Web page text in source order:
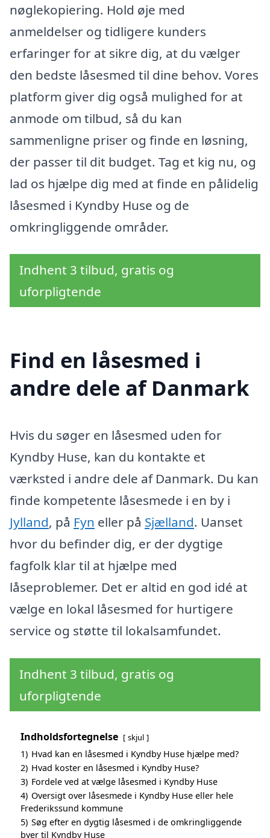
nøglekopiering. Hold øje med
anmeldelser og tidligere kunders
erfaringer for at sikre dig, at du vælger
den bedste låsesmed til dine behov. Vores
platform giver dig også mulighed for at
anmode om tilbud, så du kan
sammenligne priser og finde en løsning,
der passer til dit budget. Tag et kig nu, og
lad os hjælpe dig med at finde en pålidelig
låsesmed i Kyndby Huse og de
omkringliggende områder.
Indhent 3 tilbud, gratis og
uforpligtende
Find en låsesmed i
andre dele af Danmark
Hvis du søger en låsesmed uden for
Kyndby Huse, kan du kontakte et
værksted i andre dele af Danmark. Du kan
finde kompetente låsesmede i en by i
Jylland, på Fyn eller på Sjælland. Uanset
hvor du befinder dig, er der dygtige
fagfolk klar til at hjælpe med
låseproblemer. Det er altid en god idé at
vælge en lokal låsesmed for hurtigere
service og støtte til lokalsamfundet.
Indhent 3 tilbud, gratis og
uforpligtende
Indholdsfortegnelse skjul
1) Hvad kan en låsesmed i Kyndby Huse hjælpe med?
2) Hvad koster en låsesmed i Kyndby Huse?
3) Fordele ved at vælge låsesmed i Kyndby Huse
4) Oversigt over låsesmede i Kyndby Huse eller hele
Frederikssund kommune
5) Søg efter en dygtig låsesmed i de omkringliggende
byer til Kyndby Huse